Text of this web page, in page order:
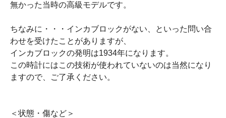
無かった当時の高級モデルです。
ちなみに・・・インカブロックがない、といった問い合
わせを受けたことがありますが、
インカブロックの発明は1934年になります。
この時計にはこの技術が使われていないのは当然になり
ますので、ご了承ください。
＜状態・傷など＞